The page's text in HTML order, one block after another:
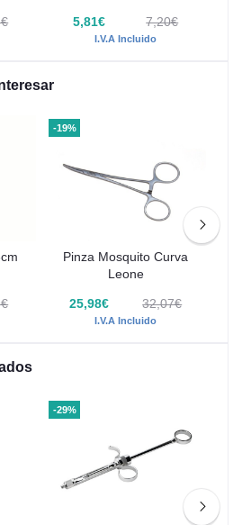
5,81€ 7,20€
I.V.A Incluido
-19%
Pinza Mosquito Curva
Leone
25,98€ 32,07€
I.V.A Incluido
-29%